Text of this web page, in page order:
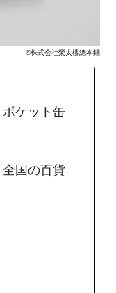
©株式会社榮太樓總本鋪
ポケット缶
国の百貨